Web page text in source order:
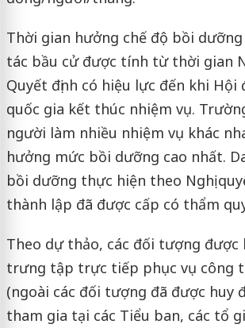
Thời gian hưởng chế độ bồi
tác bầu cử được tính từ thời gian
Quyết định có hiệu lực đến khi Hội
quốc gia kết thúc nhiệm vụ.
người làm nhiều nhiệm vụ khác
hưởng mức bồi dưỡng cao nhất.
bồi dưỡng thực hiện theo Nghị
thành lập đã được cấp có thẩm
Theo dự thảo, các đối tượng được
trưng tập trực tiếp phục vụ công
(ngoài các đối tượng đã được huy
tham gia tại các Tiểu ban, các tổ